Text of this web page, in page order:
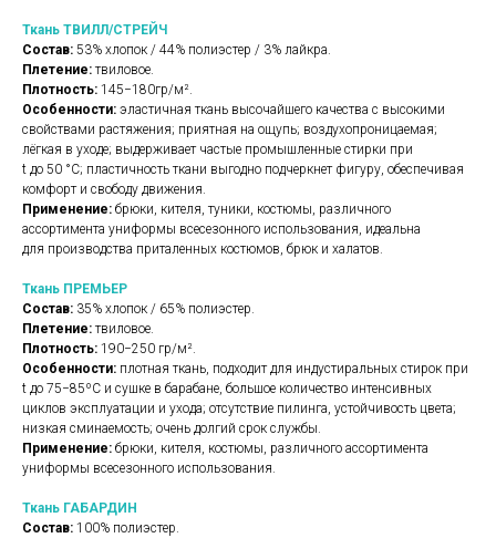
Ткань ТВИЛЛ/СТРЕЙЧ
Состав: 53% хлопок / 44% полиэстер / 3% лайкра.
Плетение: твиловое.
Плотность: 145−180гр/м².
Особенности: эластичная ткань высочайшего качества с высокими
свойствами растяжения; приятная на ощупь; воздухопроницаемая;
лёгкая в уходе; выдерживает частые промышленные стирки при
t до 50 °C; пластичность ткани выгодно подчеркнет фигуру, обеспечивая
комфорт и свободу движения.
Применение: брюки, кителя, туники, костюмы, различного
ассортимента униформы всесезонного использования, идеальна
для производства приталенных костюмов, брюк и халатов.
Ткань ПРЕМЬЕР
Состав: 35% хлопок / 65% полиэстер.
Плетение: твиловое.
Плотность: 190−250 гр/м².
Особенности: плотная ткань, подходит для индустиральных стирок при
t до 75−85ºС и сушке в барабане, большое количество интенсивных
циклов эксплуатации и ухода; отсутствие пилинга, устойчивость цвета;
низкая сминаемость; очень долгий срок службы.
Применение: брюки, кителя, костюмы, различного ассортимента
униформы всесезонного использования.
Ткань ГАБАРДИН
Состав: 100% полиэстер.